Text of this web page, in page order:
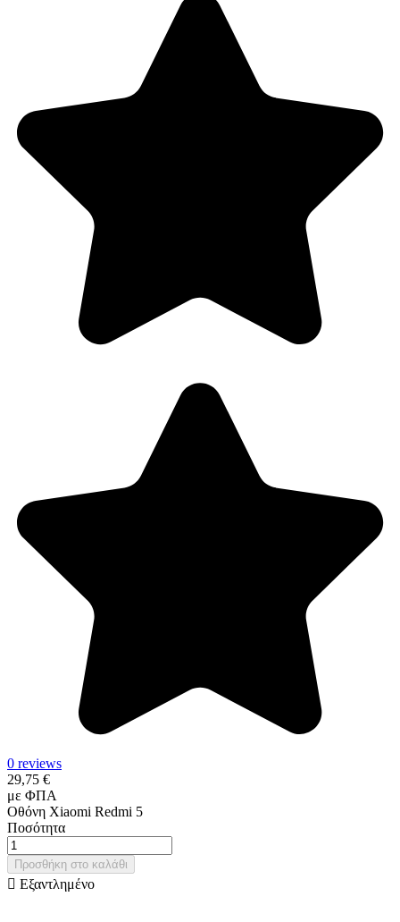
0 reviews
29,75 €
με ΦΠΑ
Οθόνη Xiaomi Redmi 5
Ποσότητα
Προσθήκη στο καλάθι
 Εξαντλημένο